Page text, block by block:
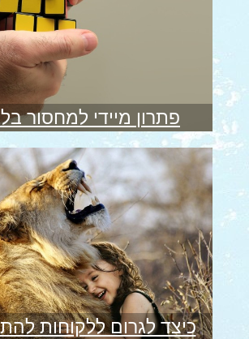
פתרון מיידי למחסור
כיצד לגרום ללקוחות